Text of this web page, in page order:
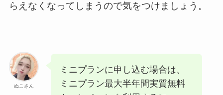
らえなくなってしまうので気をつけましょう。
ぬこさん
ミニプランに申し込む場合は、
ミニプラン最大半年間実質無料